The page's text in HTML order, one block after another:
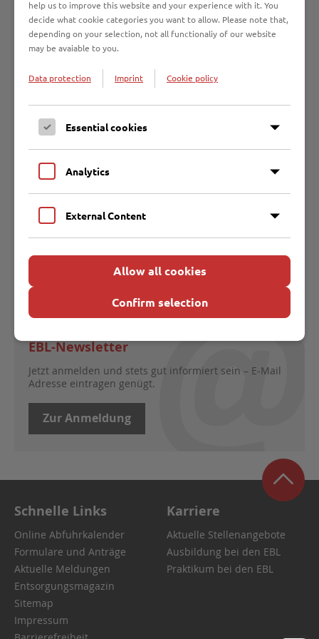
grundstuecksentwaesserung@ebl.de
Direktkontakt
Entsorgungsbetriebe Lübeck
Malmöstraße 22 | 23560 Lübeck
entsorgungsbetriebe@ebl.de
Öffnungszeiten Kundenservice:
Mo - Do 8 bis 16 Uhr
Telefonische Erreichbarkeit:
Mo - Do 8 bis 17 Uhr Fr 8 bis 16 Uhr
EBL-Newsletter
Jetzt anmelden und stets gut informiert sein – E-Mail
Adresse eintragen genügt.
Zur Anmeldung
Schnelle Links
Online Abfuhrkalender
Formulare und Anträge
Aktuelle Meldungen
Entsorgungsmagazin
Sitemap
Impressum
Karriere
Aktuelle Stellenangebote
Ausbildung bei den EBL
Praktikum bei den EBL
help us to improve this website and your experience with it. You
decide what cookie categories you want to allow. Please note that,
depending on your selection, not all functionaliy of our website
may be avaiable to you.
Data protection Imprint Cookie policy
Essential cookies
Analytics
External Content
Allow all cookies
Confirm selection